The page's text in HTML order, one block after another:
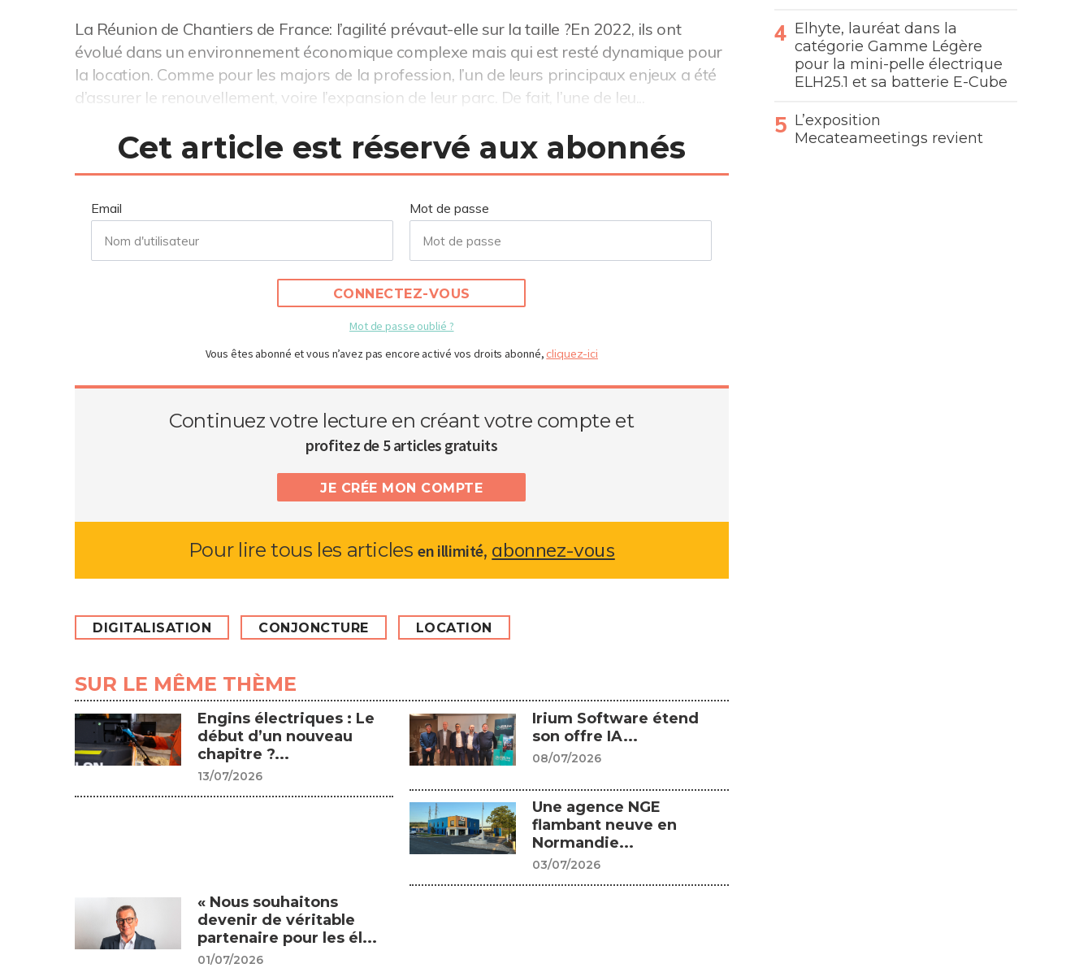
La Réunion de Chantiers de France: l’agilité prévaut-elle sur la taille ?En 2022, ils ont
évolué dans un environnement économique complexe mais qui est resté dynamique pour
la location. Comme pour les majors de la profession, l’un de leurs principaux enjeux a été
d’assurer le renouvellement, voire l’expansion de leur parc. De fait, l’une de leu...
Cet article est réservé aux abonnés
Email Mot de passe
CONNECTEZ-VOUS
Mot de passe oublié ?
Vous êtes abonné et vous n’avez pas encore activé vos droits abonné, cliquez-ici
Continuez votre lecture en créant votre compte et
profitez de 5 articles gratuits
JE CRÉE MON COMPTE
Pour lire tous les articlesen illimité, abonnez-vous
DIGITALISATION CONJONCTURE LOCATION
SUR LE MÊME THÈME
Engins électriques : Le
début d’un nouveau
chapitre ?...
13/07/2026
Irium Software étend
son offre IA...
08/07/2026
Une agence NGE
flambant neuve en
Normandie...
03/07/2026
« Nous souhaitons
devenir de véritable
partenaire pour les él...
01/07/2026
Elhyte, lauréat dans la
catégorie Gamme Légère
pour la mini-pelle électrique
ELH25.1 et sa batterie E-Cube
L’exposition
Mecateameetings revient